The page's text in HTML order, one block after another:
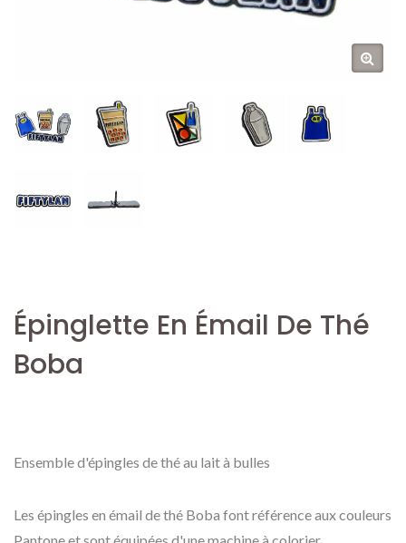
Épinglette En Émail De Thé
Boba
Ensemble d'épingles de thé au lait à bulles
Les épingles en émail de thé Boba font référence aux couleurs